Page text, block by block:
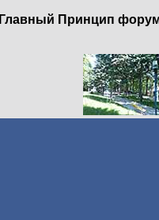
Главный Принцип